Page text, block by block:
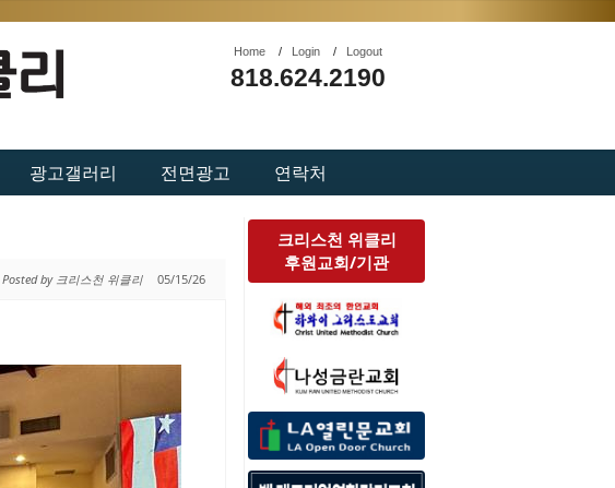
Home/ Login/ Logout
818.624.2190
광고갤러리 전면광고 연락처
Posted by 크리스천 위클리 05/15/26
크리스천 위클리
후원교회/기관